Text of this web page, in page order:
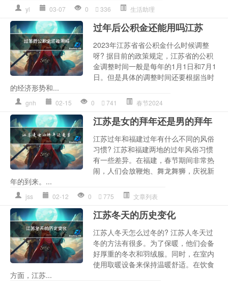
yl 03-07 0 336 生活助理
过年后公积金还能用吗江苏
2023年江苏省省公积金什么时候调整
呀? 据目前的政策规定，江苏省的公积
金调整时间一般是每年的1月1日和7月1
日。但是具体的调整时间还要根据当时
的经济形势和...
gnh 02-15 0 741 春节2024
江苏是女的拜年还是男的拜年
江苏过年和福建过年有什么不同的风俗
习惯? 江苏和福建两地的过年风俗习惯
有一些差异。在福建，春节期间非常热
闹，人们会放鞭炮、舞龙舞狮，庆祝新
年的到来。...
jss 02-12 0 775 文章列表
江苏冬天的历史变化
江苏人冬天怎么过冬的? 江苏人冬天过
冬的方法有很多。为了保暖，他们会备
好厚重的冬衣和羽绒服。同时，在室内
使用取暖设备来保持温暖舒适。在饮食
方面，江苏...